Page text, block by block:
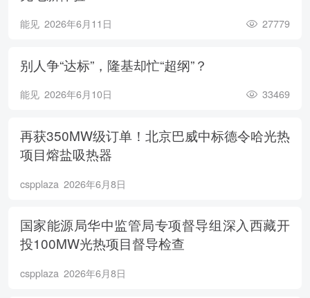
能见 2026年6月11日 27779
别人争“达标”，隆基却忙“超纲”？
能见 2026年6月10日 33469
再获350MW级订单！北京巴威中标德令哈光热
项目熔盐吸热器
cspplaza 2026年6月8日
国家能源局华中监管局专项督导组深入西藏开
投100MW光热项目督导检查
cspplaza 2026年6月8日